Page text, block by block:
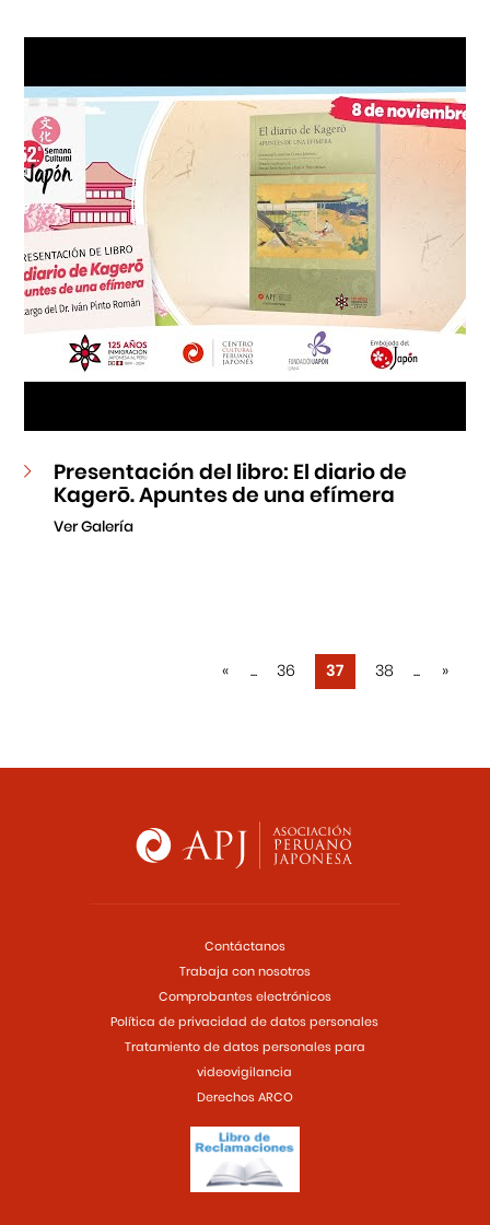
Presentación del libro: El diario de
Kagerō. Apuntes de una efímera
Ver Galería
« ... 36 37 38 ... »
Contáctanos
Trabaja con nosotros
Comprobantes electrónicos
Política de privacidad de datos personales
Tratamiento de datos personales para
videovigilancia
Derechos ARCO